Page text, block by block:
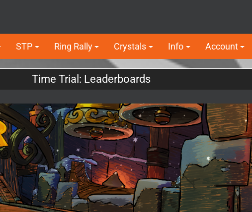
STP Ring Rally Crystals Info Account
Time Trial: Leaderboards